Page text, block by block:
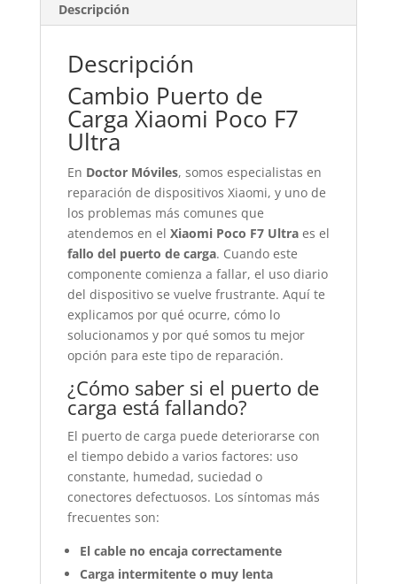
Descripción
Descripción
Cambio Puerto de
Carga Xiaomi Poco F7
Ultra
En Doctor Móviles, somos especialistas en
reparación de dispositivos Xiaomi, y uno de
los problemas más comunes que
atendemos en el Xiaomi Poco F7 Ultraes el
fallo del puerto de carga. Cuando este
componente comienza a fallar, el uso diario
del dispositivo se vuelve frustrante. Aquí te
explicamos por qué ocurre, cómo lo
solucionamos y por qué somos tu mejor
opción para este tipo de reparación.
¿Cómo saber si el puerto de
carga está fallando?
El puerto de carga puede deteriorarse con
el tiempo debido a varios factores: uso
constante, humedad, suciedad o
conectores defectuosos. Los síntomas más
frecuentes son:
El cable no encaja correctamente
Carga intermitente o muy lenta